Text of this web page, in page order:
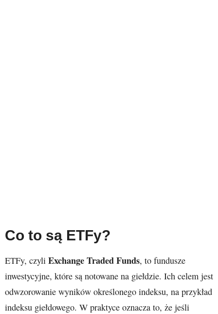
Co to są ETFy?
ETFy, czyli Exchange Traded Funds, to fundusze
inwestycyjne, które są notowane na giełdzie. Ich celem jest
odwzorowanie wyników określonego indeksu, na przykład
indeksu giełdowego. W praktyce oznacza to, że jeśli